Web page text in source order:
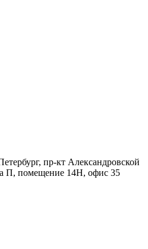
пр-кт Александровской
П, помещение 14Н, офис 35